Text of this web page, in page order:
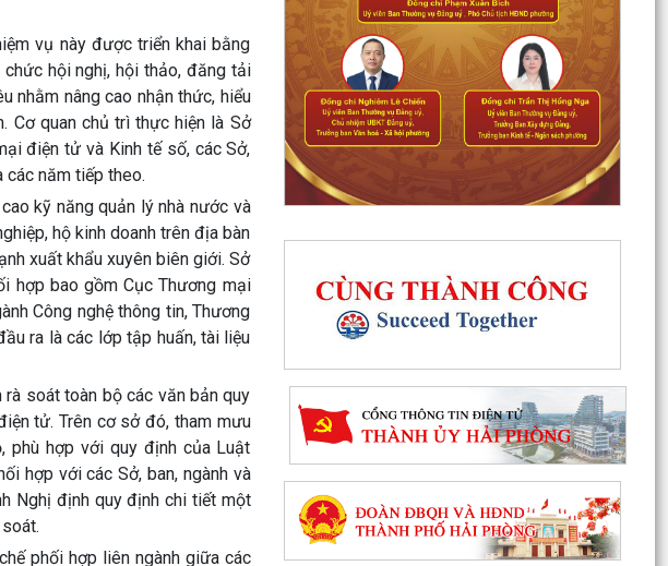
vụ này được triển khai bằng
hội nghị, hội thảo, đăng tải
nhằm nâng cao nhận thức, hiểu
Cơ quan chủ trì thực hiện là Sở
điện tử và Kinh tế số, các Sở,
các năm tiếp theo.
kỹ năng quản lý nhà nước và
hộ kinh doanh trên địa bàn
xuất khẩu xuyên biên giới. Sở
hợp bao gồm Cục Thương mại
Công nghệ thông tin, Thương
ra là các lớp tập huấn, tài liệu
soát toàn bộ các văn bản quy
tử. Trên cơ sở đó, tham mưu
phù hợp với quy định của Luật
hợp với các Sở, ban, ngành và
Nghị định quy định chi tiết một
phối hợp liên ngành giữa các